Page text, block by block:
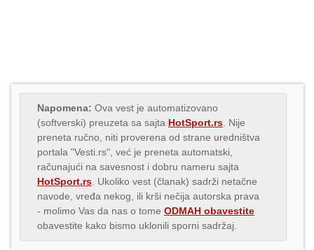
Napomena: Ova vest je automatizovano
(softverski) preuzeta sa sajta HotSport.rs . Nije
preneta ručno, niti proverena od strane uredništva
portala "Vesti.rs", već je preneta automatski,
računajući na savesnost i dobru nameru sajta
HotSport.rs . Ukoliko vest (članak) sadrži netačne
navode, vređa nekog, ili krši nečija autorska prava
- molimo Vas da nas o tome ODMAH obavestite
obavestite kako bismo uklonili sporni sadržaj.